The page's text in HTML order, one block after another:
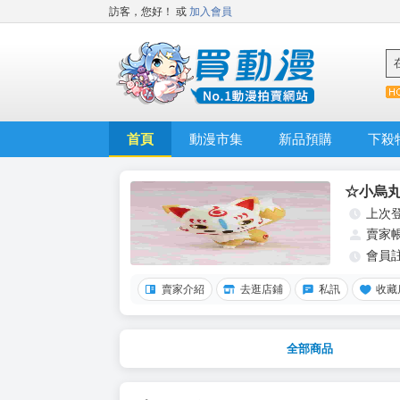
訪客，您好！ 或 加入會員
首頁 動漫市集 新品預購 下殺
☆小烏
上次
賣家
會員
賣家介紹 去逛店鋪 私訊 收藏
全部商品